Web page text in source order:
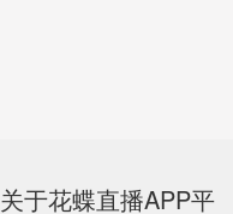
关于花蝶直播APP平